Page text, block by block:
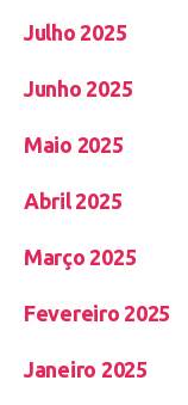
Julho 2025
Junho 2025
Maio 2025
Abril 2025
Março 2025
Fevereiro 2025
Janeiro 2025